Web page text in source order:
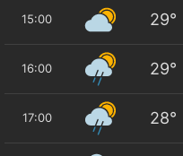
15:00 29°
16:00 29°
17:00 28°